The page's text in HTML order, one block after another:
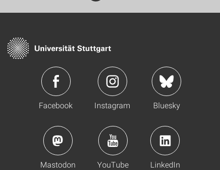
Facebook Instagram Bluesky
Mastodon YouTube LinkedIn